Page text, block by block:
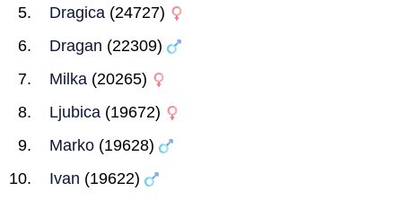
Dragica (24727)
Dragan (22309)
Milka (20265)
Ljubica (19672)
Marko (19628)
Ivan (19622)